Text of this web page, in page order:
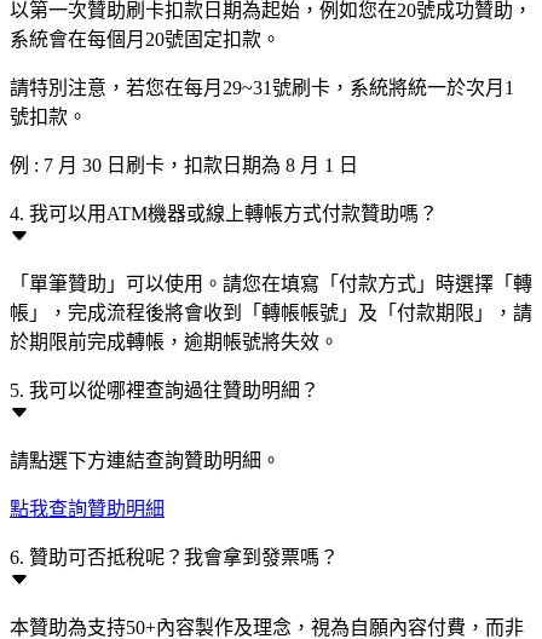
以第一次贊助刷卡扣款日期為起始，例如您在20號成功贊助，
系統會在每個月20號固定扣款。
請特別注意，若您在每月29~31號刷卡，系統將統一於次月1
號扣款。
例 : 7 月 30 日刷卡，扣款日期為 8 月 1 日
4. 我可以用ATM機器或線上轉帳方式付款贊助嗎？
「單筆贊助」可以使用。請您在填寫「付款方式」時選擇「轉
帳」，完成流程後將會收到「轉帳帳號」及「付款期限」，請
於期限前完成轉帳，逾期帳號將失效。
5. 我可以從哪裡查詢過往贊助明細？
請點選下方連結查詢贊助明細。
點我查詢贊助明細
6. 贊助可否抵稅呢？我會拿到發票嗎？
本贊助為支持50+內容製作及理念，視為自願內容付費，而非